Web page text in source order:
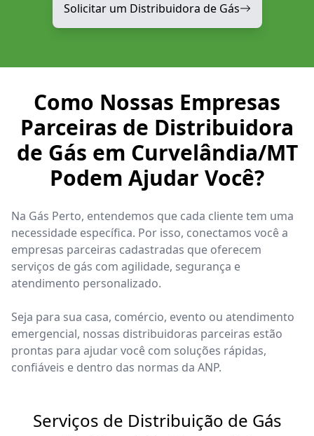
Solicitar um Distribuidora de Gás
Como Nossas Empresas
Parceiras de Distribuidora
de Gás em Curvelândia/MT
Podem Ajudar Você?
Na Gás Perto, entendemos que cada cliente tem uma
necessidade específica. Por isso, conectamos você a
empresas parceiras cadastradas que oferecem
serviços de gás com agilidade, segurança e
atendimento personalizado.
Seja para sua casa, comércio, evento ou atendimento
emergencial, nossas distribuidoras parceiras estão
prontas para ajudar você com soluções rápidas,
confiáveis e dentro das normas da ANP.
Serviços de Distribuição de Gás